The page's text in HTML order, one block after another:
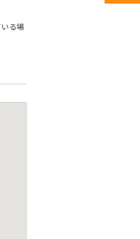
る場